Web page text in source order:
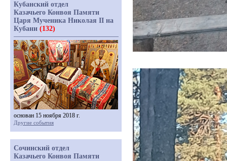
Кубанский отдел
Казачьего Конвоя Памяти
Царя Мученика Николая II на
Кубани (132)
основан 15 ноября 2018 г.
Другие события
Сочинский отдел
Казачьего Конвоя Памяти